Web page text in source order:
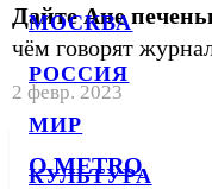
МОСКВА
РОССИЯ
МИР
КУЛЬТУРА
Дайте Ане
чём говорят
2 февр. 2023
О METRO